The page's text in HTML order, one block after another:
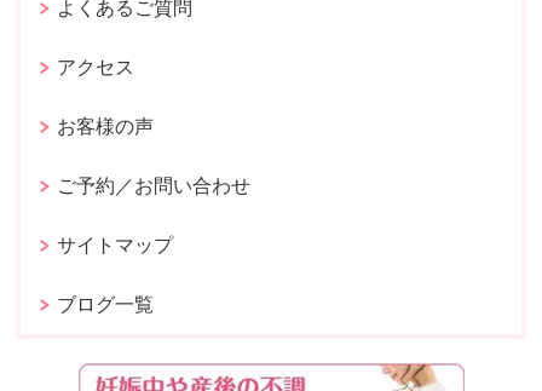
よくあるご質問
アクセス
お客様の声
ご予約／お問い合わせ
サイトマップ
ブログ一覧